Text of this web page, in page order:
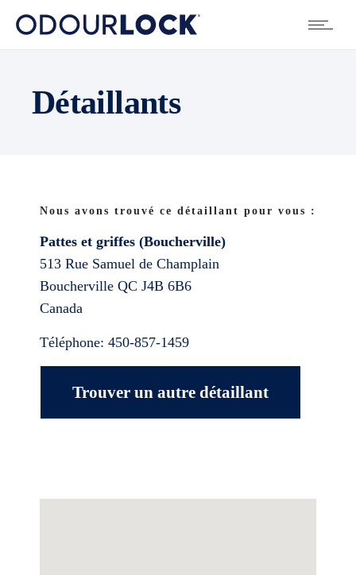
Détaillants
Nous avons trouvé ce détaillant pour vous :
Pattes et griffes (Boucherville)
513 Rue Samuel de Champlain
Boucherville QC J4B 6B6
Canada
Téléphone: 450-857-1459
Trouver un autre détaillant